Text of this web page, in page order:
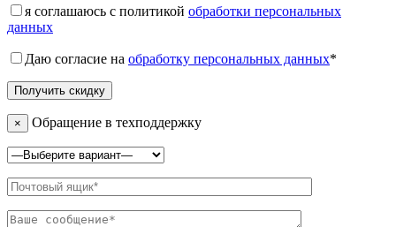
я соглашаюсь с политикой обработки персональных
данных
Даю согласие на обработку персональных данных*
× Обращение в техподдержку